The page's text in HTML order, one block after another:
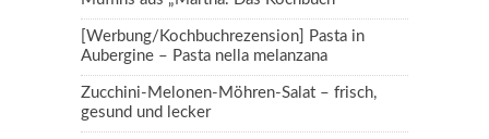
[Werbung/Kochbuchrezension] Pasta in
Aubergine – Pasta nella melanzana
Zucchini-Melonen-Möhren-Salat – frisch,
gesund und lecker